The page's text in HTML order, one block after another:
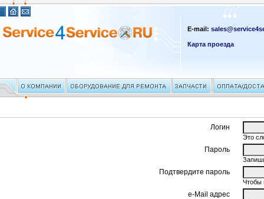
E-mail:
Карта проезда
Логин
Это
Пароль
Подтвердите пароль
Чтобы
e-Mail адрес